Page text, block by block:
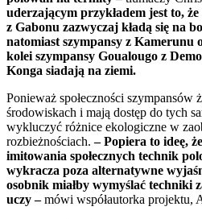
uderzającym przykładem jest to,
z Gabonu zazwyczaj kładą się na
natomiast szympansy z Kamerunu
kolei szympansy Goualougo z
Konga siadają na ziemi.
Ponieważ społeczności szympansów
środowiskach i mają dostęp do tych
wykluczyć różnice ekologiczne w
rozbieżnościach.– Popiera to ideę,
imitowania społecznych technik
wykracza poza alternatywne
osobnik miałby wymyślać techniki
uczy –mówi współautorka projektu,